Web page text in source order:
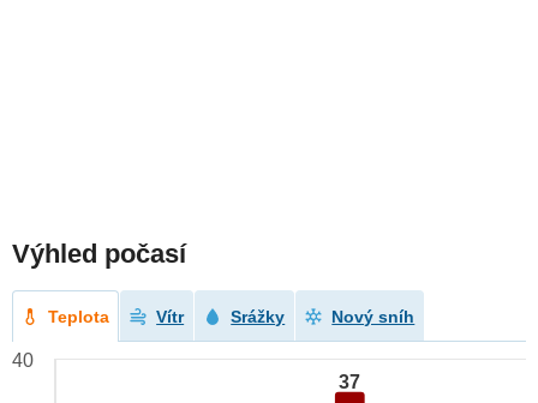
Výhled počasí
Teplota Vítr Srážky Nový sníh
37
40